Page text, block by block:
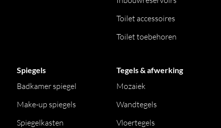
Toilet accessoires
Toilet toebehoren
Spiegels
Badkamer spiegel
Make-up spiegels
Spiegelkasten
Tegels & afwerking
Mozaiek
Wandtegels
Vloertegels